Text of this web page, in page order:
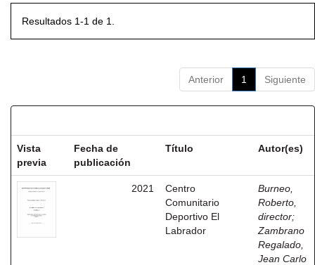
Resultados 1-1 de 1.
Anterior 1 Siguiente
Vista
previa
Fecha de
publicación
Título Autor(es)
2021
Centro
Comunitario
Deportivo El
Labrador
Burneo,
Roberto,
director;
Zambrano
Regalado,
Jean Carlo